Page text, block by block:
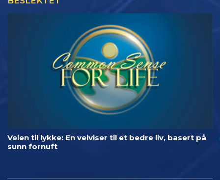
Veien til lykke: En veiviser til et bedre liv, basert på
sunn fornuft